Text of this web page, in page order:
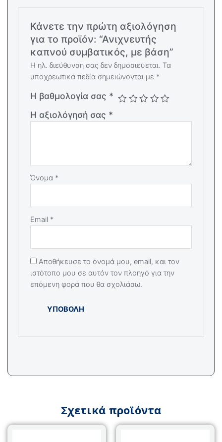
Κάνετε την πρώτη αξιολόγηση
για το προϊόν: “Ανιχνευτής
καπνού συμβατικός, με βάση”
Η ηλ. διεύθυνση σας δεν δημοσιεύεται. Τα
υποχρεωτικά πεδία σημειώνονται με *
Η βαθμολογία σας *
Η αξιολόγησή σας *
Όνομα *
Email *
Αποθήκευσε το όνομά μου, email, και τον
ιστότοπο μου σε αυτόν τον πλοηγό για την
επόμενη φορά που θα σχολιάσω.
Σχετικά προϊόντα